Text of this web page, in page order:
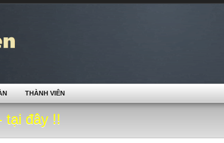
tại đây !!
THÀNH VIÊN